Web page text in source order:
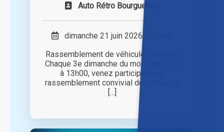
Auto Rétro Bourguebus
dimanche 21 juin 2026 à 09h30
Rassemblement de véhicules anciens
Chaque 3e dimanche du mois, de 9h30
à 13h00, venez participer à un
rassemblement convivial de véhicules
[...]